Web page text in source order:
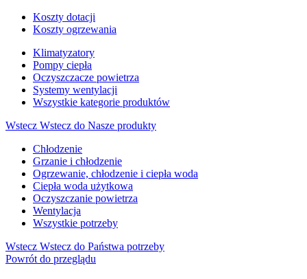
Koszty dotacji
Koszty ogrzewania
Klimatyzatory
Pompy ciepła
Oczyszczacze powietrza
Systemy wentylacji
Wszystkie kategorie produktów
Wstecz Wstecz do Nasze produkty
Chłodzenie
Grzanie i chłodzenie
Ogrzewanie, chłodzenie i ciepła woda
Ciepła woda użytkowa
Oczyszczanie powietrza
Wentylacja
Wszystkie potrzeby
Wstecz Wstecz do Państwa potrzeby
Powrót do przeglądu